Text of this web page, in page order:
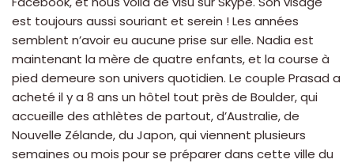
est toujours aussi souriant et serein ! Les années
semblent n’avoir eu aucune prise sur elle. Nadia est
maintenant la mère de quatre enfants, et la course à
pied demeure son univers quotidien. Le couple Prasad a
acheté il y a 8 ans un hôtel tout près de Boulder, qui
accueille des athlètes de partout, d’Australie, de
Nouvelle Zélande, du Japon, qui viennent plusieurs
semaines ou mois pour se préparer dans cette ville du